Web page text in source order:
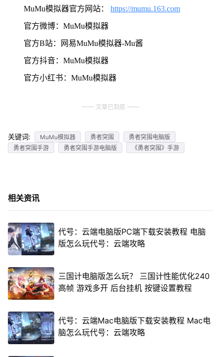
MuMu模拟器官方网站： https://mumu.163.com
官方微博：MuMu模拟器
官方B站：网易MuMu模拟器-Mu酱
官方抖音：MuMu模拟器
官方小红书：MuMu模拟器
文章已到底
关键词: MuMu模拟器 勇者突围
勇者突围电脑版
勇者突围手游
勇者突围手游电脑版 《勇者突围》手游
相关资讯
代号：云端电脑版PC端下载安装教程 电脑
版怎么玩代号：云端攻略
三国计电脑版怎么玩？ 三国计性能优化240
高帧 游戏多开 后台挂机 按键设置教程
代号：云端Mac电脑版下载安装教程 Mac电
脑怎么玩代号：云端攻略